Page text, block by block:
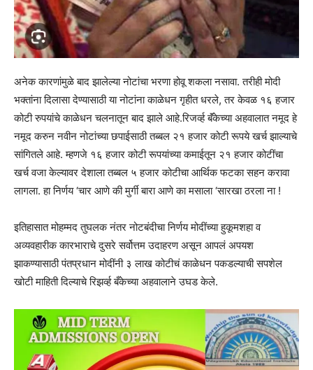
अनेक कारणांमुळे बाद झालेल्या नोटांचा भरणा होवू शकला नसावा. तरीही मोदी
भक्तांना दिलासा देण्यासाठी या नोटांना काळेधन गृहीत धरले, तर केवळ १६ हजार
कोटी रुपयांचे काळेधन चलनातून बाद झाले आहे.रिजर्व्ह बॅंकेच्या अहवालात नमूद हे
नमूद करुन नवीन नोटांच्या छपाईसाठी तब्बल २१ हजार कोटी रूपये खर्च झाल्याचे
सांगितले आहे. म्हणजे १६ हजार कोटी रूपयांच्या कमाईतून २१ हजार कोटींचा
खर्च वजा केल्यावर देशाला तब्बल ५ हजार कोटीचा आर्थिक फटका सहन करावा
लागला. हा निर्णय ‘चार आणे की मुर्गी बारा आणे का मसाला ‘सारखा ठरला ना !
इतिहासात मोहम्मद तुघलक नंतर नोटबंदीचा निर्णय मोदींच्या हुकूमशहा व
अव्यवहारीक कारभाराचे दुसरे सर्वोत्तम उदाहरण असून आपलं अपयश
झाकण्यासाठी पंतप्रधान मोदींनी ३ लाख कोटीचं काळेधन पकडल्याची सपशेल
खोटी माहिती दिल्याचे रिझर्व्ह बँकेच्या अहवालाने उघड केले.